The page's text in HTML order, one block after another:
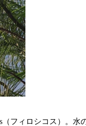
（フィロシコス）。